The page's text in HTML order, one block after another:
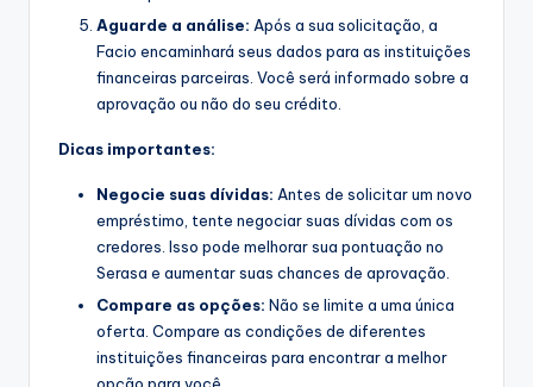
Aguarde a análise: Após a sua solicitação, a
Facio encaminhará seus dados para as instituições
financeiras parceiras. Você será informado sobre a
aprovação ou não do seu crédito.
Dicas importantes:
Negocie suas dívidas: Antes de solicitar um novo
empréstimo, tente negociar suas dívidas com os
credores. Isso pode melhorar sua pontuação no
Serasa e aumentar suas chances de aprovação.
Compare as opções: Não se limite a uma única
oferta. Compare as condições de diferentes
instituições financeiras para encontrar a melhor
opção para você.